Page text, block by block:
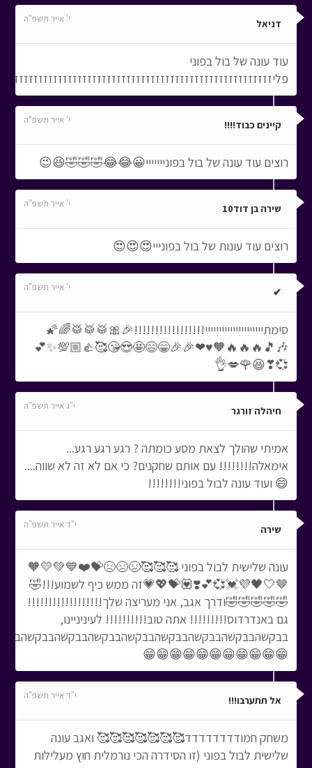
דניאל י' אייר תשפ"ה
עוד עונה של בול בפוני
קיינים כבוד!!!! י' אייר תשפ"ה
רוצים עוד עונה של בול בפונייייייי😀😂😂🤣🤣🤣😆😉
שירה בן דוד10 י' אייר תשפ"ה
רוצים עוד עונות של בול בפונייי😍😍😍
✔ י' אייר תשפ"ה
סימתייייייייייייייייייייי!!!!!!!!!!!!!!!!!🎉🎀🥁🥁🥁🌈🌠
🎶🎵🔥🔥🔥🧡♥❤🎉🎉😁😄🤩😍😘🥰👍🏼💯✨💕
💞❣😆🌹💋👌
חיהלה זורגר י"ג אייר תשפ"ה
אמיתי שהולך לצאת מסע כומתה ? רגע רגע רגע...
אימאלה!!!!!!!! עם אותם שחקנים? כי אם לא זה לא שווה....
😄 ועוד עונה לבול בפוני!!!!!!!!
שירה י"ד אייר תשפ"ה
עונה שלישית לבול בפוני 🥰🥰🥰😣😣😣💝❤️💙💚💛🧡
🤎🤍🖤💜💓💞💕❣️💟💝💖💗זה ממש כיף לשמוע!!!🤣
🤣🤣🤣🤣🤣ודרך אגב, אני מעריצה שלך!!!!!!!!!!!!!!!!!!
גם באנדרדוס!!!!!!!!! אתה טוב!!!!!!!!!! לעיניניינו,
😁😁😁😁😁😁😁😁😁😁😁
אל תתערבו!!! י"ד אייר תשפ"ה
משחק חמודדדדדדדד🥰🥰🥰🥰🥰🥰🥰 ואגב עונה
שלישית לבול בפוני (זו הסידרה הכי נורמלית חוץ מעלילות